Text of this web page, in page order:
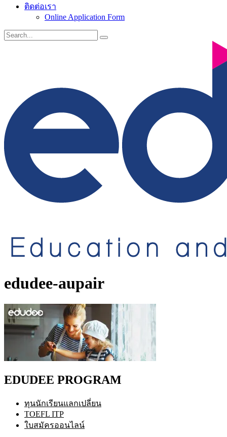
ติดต่อเรา
Online Application Form
edudee-aupair
EDUDEE PROGRAM
ทุนนักเรียนแลกเปลี่ยน
TOEFL ITP
ใบสมัครออนไลน์